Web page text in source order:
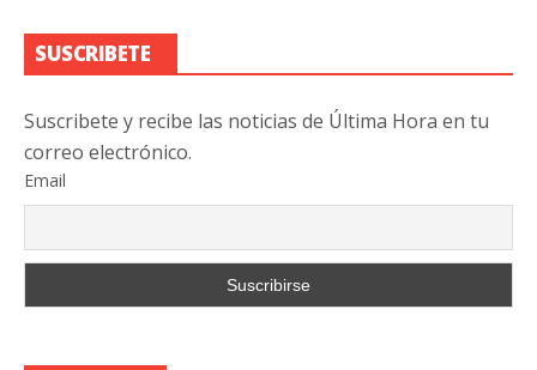
SUSCRIBETE
Suscribete y recibe las noticias de Última Hora en tu
correo electrónico.
Email